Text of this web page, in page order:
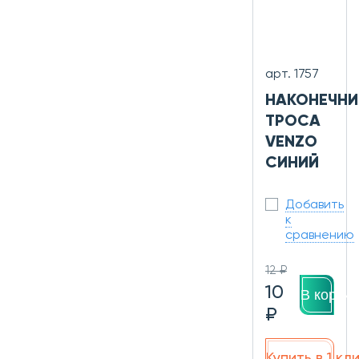
арт. 1757
ТРОСА
VENZO
СИНИЙ
Добавить
к
сравнению
12 ₽
10
₽
В